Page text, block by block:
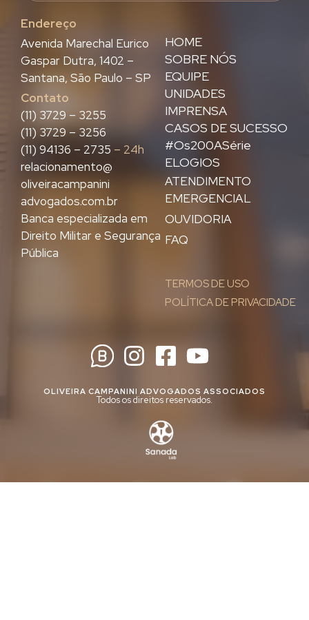
Endereço
HOME
SOBRE NÓS
EQUIPE
UNIDADES
IMPRENSA
CASOS DE SUCESSO
#Os200ASérie
ELOGIOS
ATENDIMENTO
EMERGENCIAL
OUVIDORIA
FAQ
TERMOS DE USO
POLÍTICA DE PRIVACIDADE
Avenida Marechal Eurico
Gaspar Dutra, 1402 –
Santana, São Paulo – SP
Contato
(11) 3729 – 3255
(11) 3729 – 3256
(11) 94136 – 2735 – 24h
relacionamento@
oliveiracampanini
advogados.com.br
Banca especializada em
Direito Militar e Segurança
Pública
OLIVEIRA CAMPANINI ADVOGADOS ASSOCIADOS
Todos os direitos reservados.